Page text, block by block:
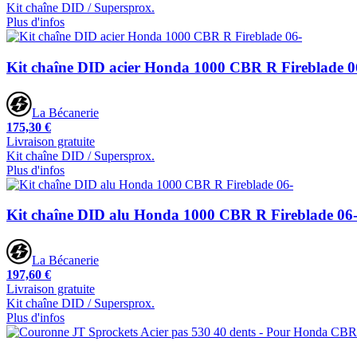
Kit chaîne DID / Supersprox.
Plus d'infos
Kit chaîne DID acier Honda 1000 CBR R Fireblade
La Bécanerie
175,30 €
Livraison gratuite
Kit chaîne DID / Supersprox.
Plus d'infos
Kit chaîne DID alu Honda 1000 CBR R Fireblade 06-
La Bécanerie
197,60 €
Livraison gratuite
Kit chaîne DID / Supersprox.
Plus d'infos